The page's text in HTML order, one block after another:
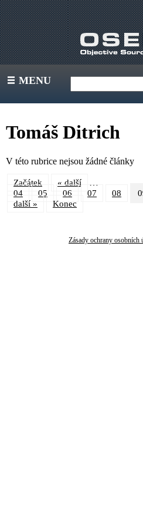
III MENU
Tomáš Ditrich
V této rubrice nejsou žádné články
Začátek « další
04 05 06 07 08
další »
Konec
Zásady ochrany osobních